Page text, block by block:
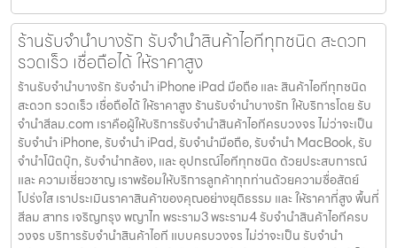
ร้านรับจำนำบางรัก รับจำนำสินค้าไอทีทุกชนิด สะดวก
รวดเร็ว เชื่อถือได้ ให้ราคาสูง
ร้านรับจำนำบางรัก รับจำนำ iPhone iPad มือถือ และ สินค้าไอทีทุกชนิด
สะดวก รวดเร็ว เชื่อถือได้ ให้ราคาสูง ร้านรับจำนำบางรัก ให้บริการโดย รับ
จํานําสีลม.com เราคือผู้ให้บริการรับจำนำสินค้าไอทีครบวงจร ไม่ว่าจะเป็น
รับจำนำ iPhone, รับจำนำ iPad, รับจำนำมือถือ, รับจำนำ MacBook, รับ
จำนำโน๊ตบุ๊ก, รับจำนำกล้อง, และ อุปกรณ์ไอทีทุกชนิด ด้วยประสบการณ์
และ ความเชี่ยวชาญ เราพร้อมให้บริการลูกค้าทุกท่านด้วยความซื่อสัตย์
โปร่งใส เราประเมินราคาสินค้าของคุณอย่างยุติธรรม และ ให้ราคาที่สูง พื้นที่
สีลม สาทร เจริญกรุง พญาไท พระราม3 พระราม4 รับจำนำสินค้าไอทีครบ
วงจร บริการรับจำนำสินค้าไอที แบบครบวงจร ไม่ว่าจะเป็น รับจำนำ